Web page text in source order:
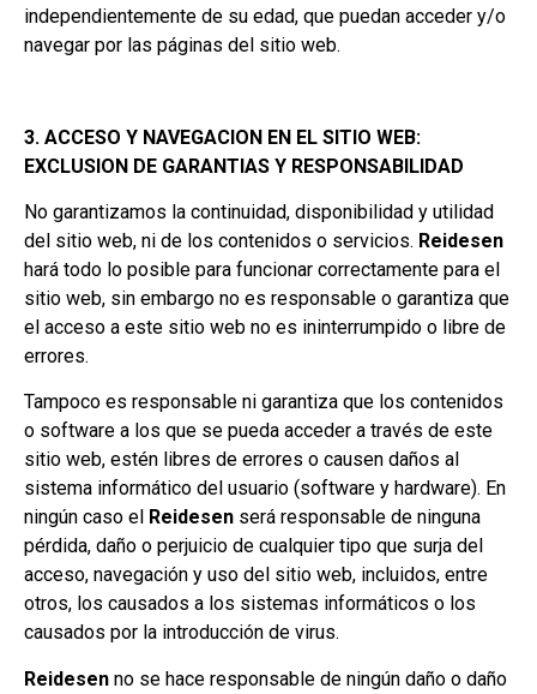
independientemente de su edad, que puedan acceder y/o
navegar por las páginas del sitio web.
3. ACCESO Y NAVEGACION EN EL SITIO WEB:
EXCLUSION DE GARANTIAS Y RESPONSABILIDAD
No garantizamos la continuidad, disponibilidad y utilidad
del sitio web, ni de los contenidos o servicios. Reidesen
hará todo lo posible para funcionar correctamente para el
sitio web, sin embargo no es responsable o garantiza que
el acceso a este sitio web no es ininterrumpido o libre de
errores.
Tampoco es responsable ni garantiza que los contenidos
o software a los que se pueda acceder a través de este
sitio web, estén libres de errores o causen daños al
sistema informático del usuario (software y hardware). En
ningún caso el Reidesen será responsable de ninguna
pérdida, daño o perjuicio de cualquier tipo que surja del
acceso, navegación y uso del sitio web, incluidos, entre
otros, los causados a los sistemas informáticos o los
causados por la introducción de virus.
Reidesen no se hace responsable de ningún daño o daño